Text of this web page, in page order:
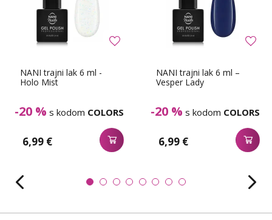
NANI trajni lak 6 ml -
Holo Mist
-20 % s kodom COLORS
6,99 €
NANI trajni lak 6 ml –
Vesper Lady
-20 % s kodom COLORS
6,99 €